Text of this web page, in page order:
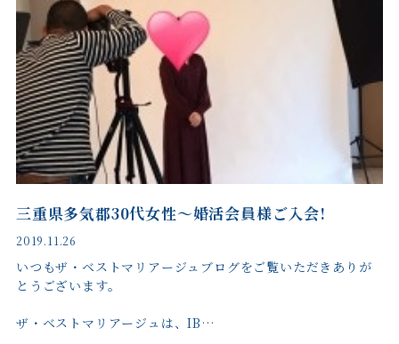
三重県多気郡30代女性〜婚活会員様ご入会!
2019.11.26
いつもザ・ベストマリアージュブログをご覧いただきありが
とうございます。
ザ・ベストマリアージュは、IB…